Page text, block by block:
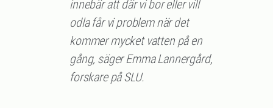
innebär att där vi bor eller vill
odla får vi problem när det
kommer mycket vatten på en
gång, säger Emma Lannergård,
forskare på SLU.